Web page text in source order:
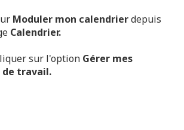
Moduler mon calendrierdepuis
Calendrier.
sur l'option Gérer mes
de travail.